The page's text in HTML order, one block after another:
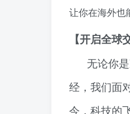
让你在海外也
【开启全
无论你
经，我们面
今，科技的